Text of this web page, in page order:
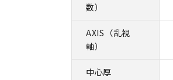
数）
AXIS（乱視
軸）
中心厚